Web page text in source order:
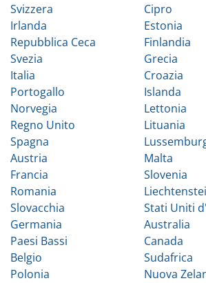
Svizzera
Irlanda
Repubblica Ceca
Svezia
Italia
Portogallo
Norvegia
Regno Unito
Spagna
Austria
Francia
Romania
Slovacchia
Germania
Paesi Bassi
Belgio
Polonia
Cipro
Estonia
Finlandia
Grecia
Croazia
Islanda
Lettonia
Lituania
Malta
Slovenia
Stati Uniti
Australia
Canada
Sudafrica
Nuova